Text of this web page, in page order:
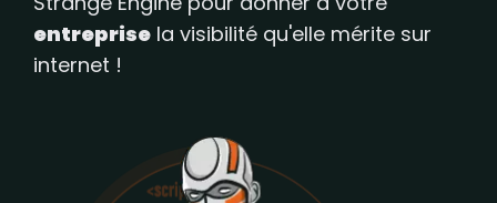
entreprise la visibilité qu'elle mérite sur
internet !